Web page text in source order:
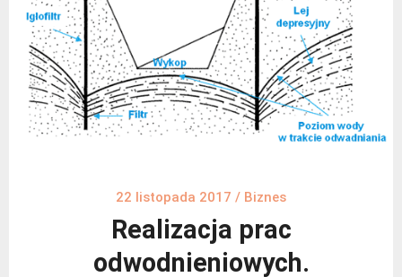
22 listopada 2017 / Biznes
Realizacja prac
odwodnieniowych.